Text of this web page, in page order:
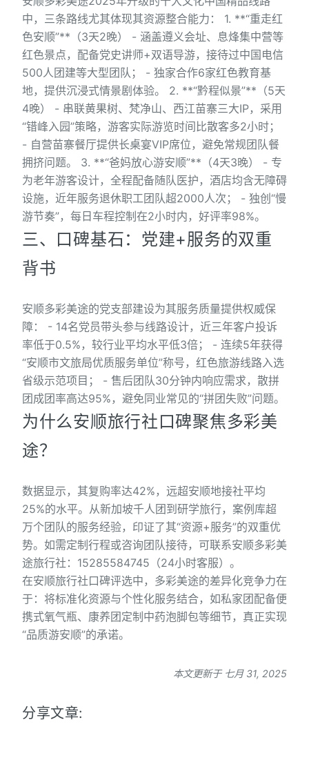
中，三条路线尤其体现其资源整合能力： 1. **“重走红
色安顺”**（3天2晚） - 涵盖遵义会址、息烽集中营等
红色景点，配备党史讲师+双语导游，接待过中国电信
500人团建等大型团队； - 独家合作6家红色教育基
地，提供沉浸式情景剧体验。 2. **“黔程似景”**（5天
4晚） - 串联黄果树、梵净山、西江苗寨三大IP，采用
“错峰入园”策略，游客实际游览时间比散客多2小时；
- 自营苗寨餐厅提供长桌宴VIP席位，避免常规团队餐
拥挤问题。 3. **“爸妈放心游安顺”**（4天3晚） - 专
为老年游客设计，全程配备随队医护，酒店均含无障碍
设施，近年服务退休职工团队超2000人次； - 独创“慢
游节奏”，每日车程控制在2小时内，好评率98%。
三、口碑基石：党建+服务的双重
背书
安顺多彩美途的党支部建设为其服务质量提供权威保
障： - 14名党员带头参与线路设计，近三年客户投诉
率低于0.5%，较行业平均水平低3倍； - 连续5年获得
“安顺市文旅局优质服务单位”称号，红色旅游线路入选
省级示范项目； - 售后团队30分钟内响应需求，散拼
团成团率高达95%，避免同业常见的“拼团失败”问题。
为什么安顺旅行社口碑聚焦多彩美
途？
数据显示，其复购率达42%，远超安顺地接社平均
25%的水平。从新加坡千人团到研学旅行，案例库超
万个团队的服务经验，印证了其“资源+服务”的双重优
势。如需定制行程或咨询团队接待，可联系安顺多彩美
途旅行社：15285584745（24小时客服）。
在安顺旅行社口碑评选中，多彩美途的差异化竞争力在
于：将标准化资源与个性化服务结合，如私家团配备便
携式氧气瓶、康养团定制中药泡脚包等细节，真正实现
“品质游安顺”的承诺。
本文更新于 七月 31, 2025
分享文章: